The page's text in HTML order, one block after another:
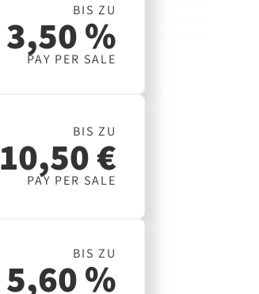
BIS ZU
3,50 %
PAY PER SALE
BIS ZU
10,50 €
PAY PER SALE
BIS ZU
5,60 %